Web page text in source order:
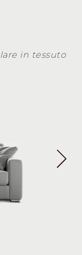
in tessuto